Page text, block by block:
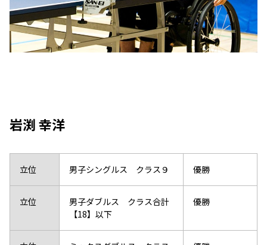
岩渕 幸洋
立位 男子シングルス クラス９ 優勝
立位
男子ダブルス クラス合計
【18】以下
優勝